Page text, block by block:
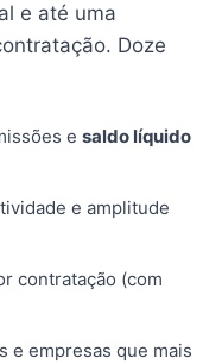
e até uma
Doze
e saldo líquido
e amplitude
contratação (com
e empresas que mais